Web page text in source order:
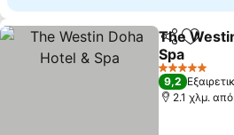
The
Spa
Εμφάνιση
5 Αστέρια
9,2
2.1 χλμ.